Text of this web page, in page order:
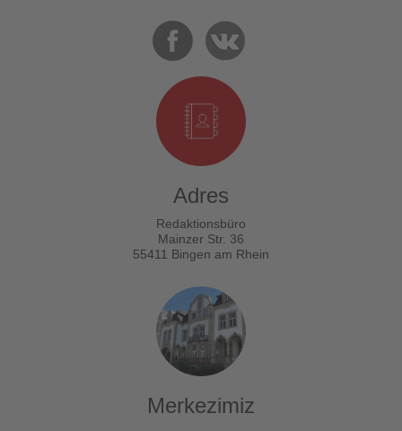
Adres
Redaktionsbüro
Mainzer Str. 36
55411 Bingen am Rhein
Merkezimiz